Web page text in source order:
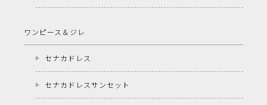
ワンピース＆ジレ
セナカドレス
セナカドレスサンセット